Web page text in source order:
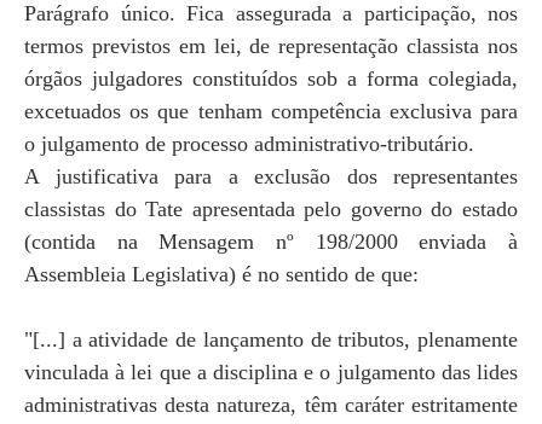
Parágrafo único. Fica assegurada a participação, nos
termos previstos em lei, de representação classista nos
órgãos julgadores constituídos sob a forma colegiada,
excetuados os que tenham competência exclusiva para
o julgamento de processo administrativo-tributário.
A justificativa para a exclusão dos representantes
classistas do Tate apresentada pelo governo do estado
(contida na Mensagem nº 198/2000 enviada à
Assembleia Legislativa) é no sentido de que:
"[...] a atividade de lançamento de tributos, plenamente
vinculada à lei que a disciplina e o julgamento das lides
administrativas desta natureza, têm caráter estritamente